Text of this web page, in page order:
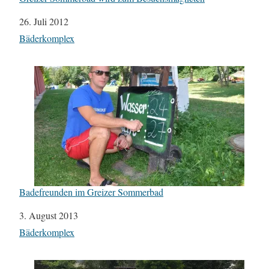
Datum
26. Juli 2012
In Bezug auf
Bäderkomplex
Badefreunden im Greizer Sommerbad
Datum
3. August 2013
In Bezug auf
Bäderkomplex